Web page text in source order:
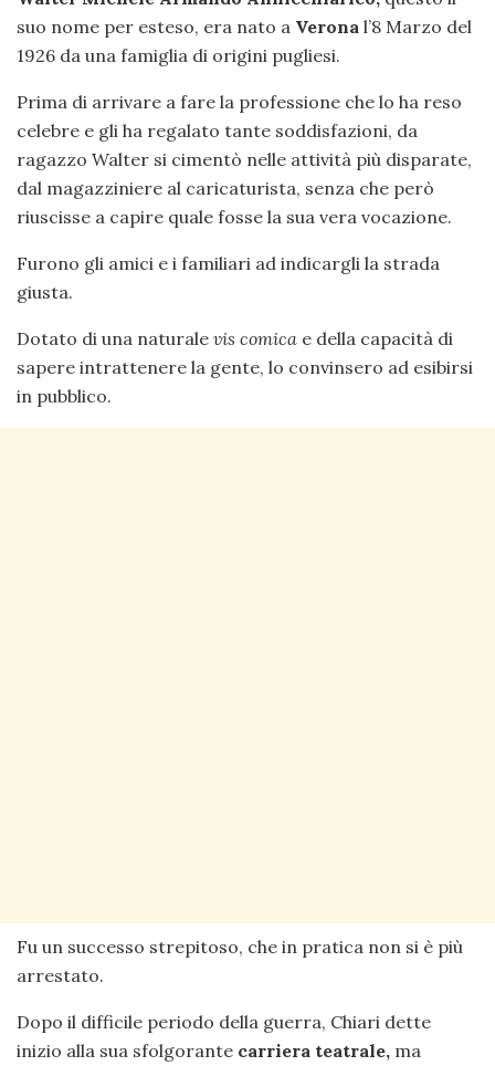
suo nome per esteso, era nato a Verona l’8 Marzo del
1926 da una famiglia di origini pugliesi.
Prima di arrivare a fare la professione che lo ha reso
celebre e gli ha regalato tante soddisfazioni, da
ragazzo Walter si cimentò nelle attività più disparate,
dal magazziniere al caricaturista, senza che però
riuscisse a capire quale fosse la sua vera vocazione.
Furono gli amici e i familiari ad indicargli la strada
giusta.
Dotato di una naturale vis comica e della capacità di
sapere intrattenere la gente, lo convinsero ad esibirsi
in pubblico.
Fu un successo strepitoso, che in pratica non si è più
arrestato.
Dopo il difficile periodo della guerra, Chiari dette
inizio alla sua sfolgorante carriera teatrale, ma